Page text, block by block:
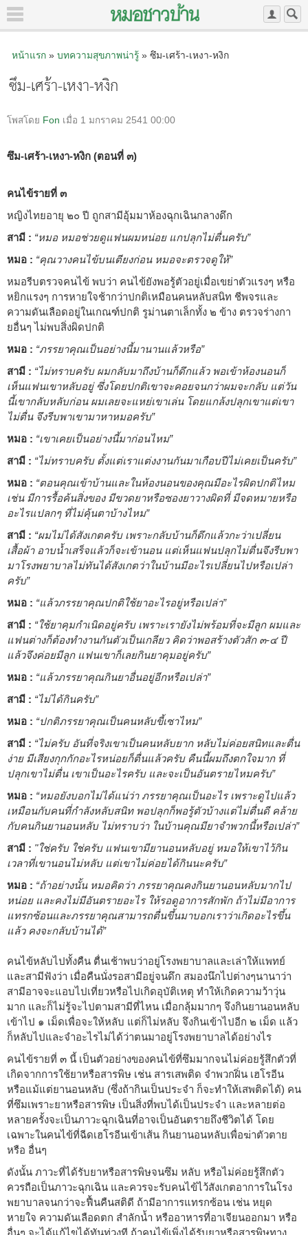
หน้าแรก» บทความสุขภาพน่ารู้» ซึม-เศร้า-เหงา-หงิก
ซึม-เศร้า-เหงา-หงิก
โพสโดย Fon เมื่อ 1 มกราคม 2541 00:00
ซึม-เศร้า-เหงา-หงิก (ตอนที่ ๓)
คนไข้รายที่ ๓
หญิงไทยอายุ ๒๐ ปี ถูกสามีอุ้มมาห้องฉุกเฉินกลางดึก
สามี : “หมอ หมอช่วยดูแฟนผมหน่อย แกปลุกไม่ตื่นครับ”
หมอ : “คุณวางคนไข้บนเตียงก่อน หมอจะตรวจดูให้”
หมอรีบตรวจคนไข้ พบว่า คนไข้ยังพอรู้ตัวอยู่เมื่อเขย่าตัวแรงๆ หรือ
หยิกแรงๆ การหายใจช้ากว่าปกติเหมือนคนหลับสนิท ชีพจรและ
ความดันเลือดอยู่ในเกณฑ์ปกติ รูม่านตาเล็กทั้ง ๒ ข้าง ตรวจร่างกา
ยอื่นๆ ไม่พบสิ่งผิดปกติ
หมอ : “ภรรยาคุณเป็นอย่างนี้มานานแล้วหรือ”
สามี : “ไม่ทราบครับ ผมกลับมาถึงบ้านก็ดึกแล้ว พอเข้าห้องนอนก็
เห็นแฟนเขาหลับอยู่ ซึ่งโดยปกติเขาจะคอยจนกว่าผมจะกลับ แต่วัน
นี้เขากลับหลับก่อน ผมเลยจะแหย่เขาเล่น โดยแกล้งปลุกเขาแต่เขา
ไม่ตื่น จึงรีบพาเขามาหาหมอครับ”
หมอ : “เขาเคยเป็นอย่างนี้มาก่อนไหม”
สามี : “ไม่ทราบครับ ตั้งแต่เราแต่งงานกันมาเกือบปีไม่เคยเป็นครับ”
หมอ : “ตอนคุณเข้าบ้านและในห้องนอนของคุณมีอะไรผิดปกติไหม
เช่น มีการรื้อค้นสิ่งของ มีขวดยาหรือซองยาวางผิดที่ มีจดหมายหรือ
อะไรแปลกๆ ที่ไม่คุ้นตาบ้างไหม”
สามี : “ผมไม่ได้สังเกตครับ เพราะกลับบ้านก็ดึกแล้วกะว่าเปลี่ยน
เสื้อผ้า อาบน้ำเสร็จแล้วก็จะเข้านอน แต่เห็นแฟนปลุกไม่ตื่นจึงรีบพา
มาโรงพยาบาลไม่ทันได้สังเกตว่าในบ้านมีอะไรเปลี่ยนไปหรือเปล่า
ครับ”
หมอ : “แล้วภรรยาคุณปกติใช้ยาอะไรอยู่หรือเปล่า”
สามี : “ใช้ยาคุมกำเนิดอยู่ครับ เพราะเรายังไม่พร้อมที่จะมีลูก ผมและ
แฟนต่างก็ต้องทำงานกันตัวเป็นเกลียว คิดว่าพอสร้างตัวสัก ๓-๔ ปี
แล้วจึงค่อยมีลูก แฟนเขาก็เลยกินยาคุมอยู่ครับ”
หมอ : “แล้วภรรยาคุณกินยาอื่นอยู่อีกหรือเปล่า”
สามี : “ไม่ได้กินครับ”
หมอ : “ปกติภรรยาคุณเป็นคนหลับขี้เซาไหม”
สามี : “ไม่ครับ อันที่จริงเขาเป็นคนหลับยาก หลับไม่ค่อยสนิทและตื่น
ง่าย มีเสียงกุกกักอะไรหน่อยก็ตื่นแล้วครับ คืนนี้ผมถึงตกใจมาก ที่
ปลุกเขาไม่ตื่น เขาเป็นอะไรครับ และจะเป็นอันตรายไหมครับ”
หมอ : “หมอยังบอกไม่ได้แน่ว่า ภรรยาคุณเป็นอะไร เพราะดูไปแล้ว
เหมือนกับคนที่กำลังหลับสนิท พอปลุกก็พอรู้ตัวบ้างแต่ไม่ตื่นดี คล้าย
กับคนกินยานอนหลับ ไม่ทราบว่า ในบ้านคุณมียาจำพวกนี้หรือเปล่า”
สามี : "ใช่ครับ ใช่ครับ แฟนเขามียานอนหลับอยู่ หมอให้เขาไว้กิน
เวลาที่เขานอนไม่หลับ แต่เขาไม่ค่อยได้กินนะครับ”
หมอ : “ถ้าอย่างนั้น หมอคิดว่า ภรรยาคุณคงกินยานอนหลับมากไป
หน่อย และคงไม่มีอันตรายอะไร ให้รอดูอาการสักพัก ถ้าไม่มีอาการ
แทรกซ้อนและภรรยาคุณสามารถตื่นขึ้นมาบอกเราว่าเกิดอะไรขึ้น
แล้ว คงจะกลับบ้านได้”
คนไข้หลับไปทั้งคืน ตื่นเช้าพบว่าอยู่โรงพยาบาลและเล่าให้แพทย์
และสามีฟังว่า เมื่อคืนนั่งรอสามีอยู่จนดึก สมองนึกไปต่างๆนานาว่า
สามีอาจจะแอบไปเที่ยวหรือไปเกิดอุบัติเหตุ ทำให้เกิดความว้าวุ่น
มาก และก็ไม่รู้จะไปตามสามีที่ไหน เมื่อกลุ้มมากๆ จึงกินยานอนหลับ
เข้าไป ๑ เม็ดเพื่อจะให้หลับ แต่ก็ไม่หลับ จึงกินเข้าไปอีก ๒ เม็ด แล้ว
ก็หลับไปและจำอะไรไม่ได้ว่าตนมาอยู่โรงพยาบาลได้อย่างไร
คนไข้รายที่ ๓ นี้ เป็นตัวอย่างของคนไข้ที่ซึมมากจนไม่ค่อยรู้สึกตัวที่
เกิดจากการใช้ยาหรือสารพิษ เช่น สารเสพติด จำพวกฝิ่น เฮโรอีน
หรือแม้แต่ยานอนหลับ (ซึ่งถ้ากินเป็นประจำ ก็จะทำให้เสพติดได้) คน
ที่ซึมเพราะยาหรือสารพิษ เป็นสิ่งที่พบได้เป็นประจำ และหลายต่อ
หลายครั้งจะเป็นภาวะฉุกเฉินที่อาจเป็นอันตรายถึงชีวิตได้ โดย
เฉพาะในคนไข้ที่ฉีดเฮโรอีนเข้าเส้น กินยานอนหลับเพื่อฆ่าตัวตาย
หรือ อื่นๆ
ดังนั้น ภาวะที่ได้รับยาหรือสารพิษจนซึม หลับ หรือไม่ค่อยรู้สึกตัว
ควรถือเป็นภาวะฉุกเฉิน และควรจะรับคนไข้ไว้สังเกตอาการในโรง
พยาบาลจนกว่าจะฟื้นคืนสติดี ถ้ามีอาการแทรกซ้อน เช่น หยุด
หายใจ ความดันเลือดตก สำลักน้ำ หรืออาหารที่อาเจียนออกมา หรือ
อื่นๆ จะได้แก้ไขได้ทันท่วงที ถ้าคนไข้เพิ่งได้รับยาหรือสารพิษทาง